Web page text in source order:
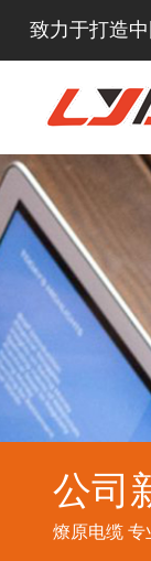
致力于打造
公司
燎原电缆 专